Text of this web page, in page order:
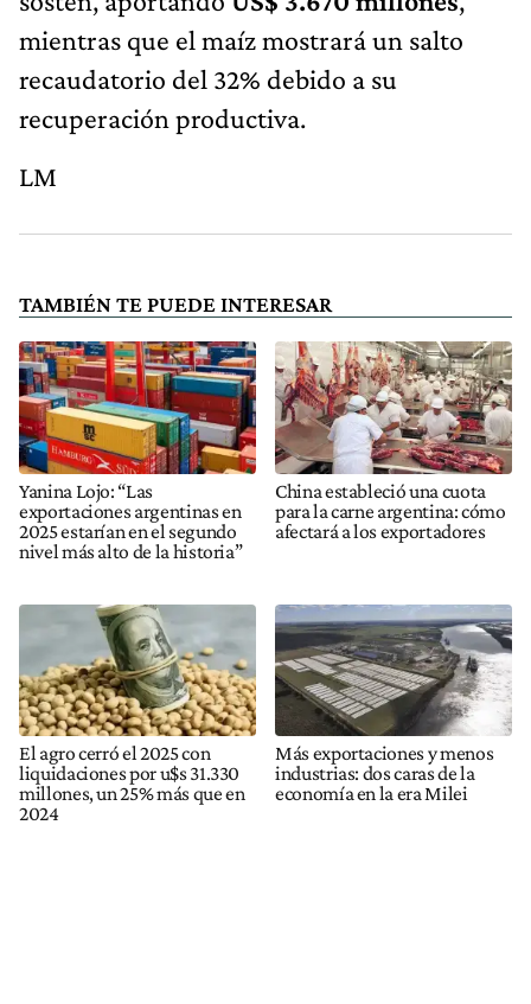
mientras que el maíz mostrará un salto
recaudatorio del 32% debido a su
recuperación productiva.
LM
TAMBIÉN TE PUEDE INTERESAR
Yanina Lojo: “Las
exportaciones argentinas en
2025 estarían en el segundo
nivel más alto de la historia”
China estableció una cuota
para la carne argentina: cómo
afectará a los exportadores
El agro cerró el 2025 con
liquidaciones por u$s 31.330
millones, un 25% más que en
2024
Más exportaciones y menos
industrias: dos caras de la
economía en la era Milei